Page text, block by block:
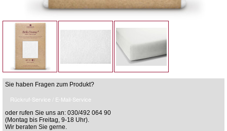
Sie haben Fragen zum Produkt?
Rückruf-Service / E-Mail-Service
oder rufen Sie uns an: 030/492 064 90
(Montag bis Freitag, 9-18 Uhr).
Wir beraten Sie gerne.